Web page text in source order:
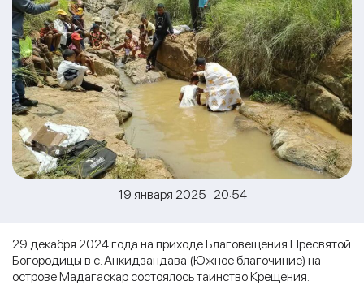
19 января 2025 20:54
29 декабря 2024 года на приходе Благовещения Пресвятой
Богородицы в с. Анкидзандава (Южное благочиние) на
острове Мадагаскар состоялось таинство Крещения.